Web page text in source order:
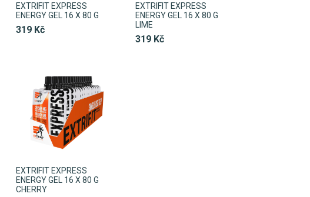
EXTRIFIT EXPRESS
ENERGY GEL 16 X 80 G
319 Kč
EXTRIFIT EXPRESS
ENERGY GEL 16 X 80 G
LIME
319 Kč
EXTRIFIT EXPRESS
ENERGY GEL 16 X 80 G
CHERRY